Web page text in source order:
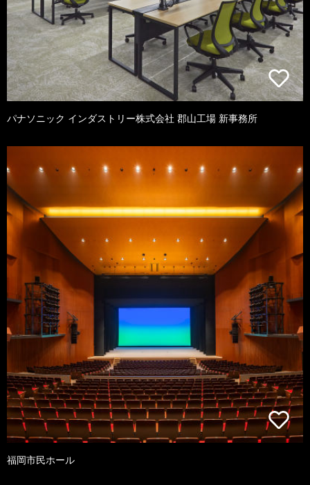
パナソニック インダストリー株式会社 郡山工場 新事務所
福岡市民ホール